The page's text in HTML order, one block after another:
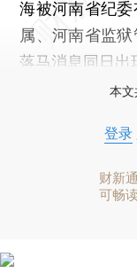
海被河南省纪
属、河南省监
落马消息同日出
本文
登录
财新
可畅